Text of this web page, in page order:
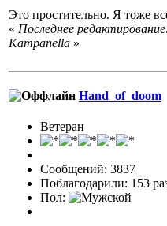
Это простительно. Я тоже
« Последнее
Кampanella »
Hand_of_doom
Ветеран
Сообщений: 3837
Поблагодарили: 153
Пол: